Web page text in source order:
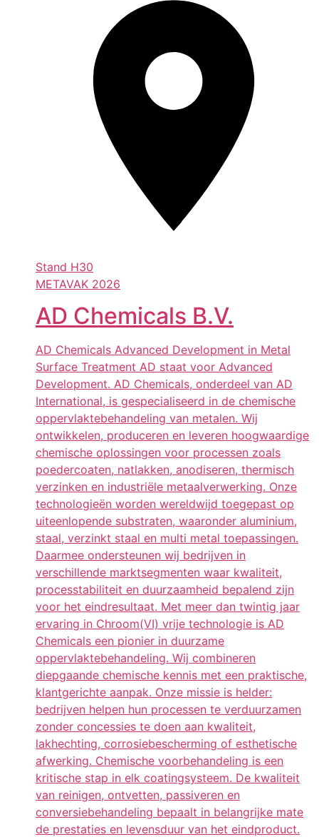
Stand H30
METAVAK 2026
AD Chemicals B.V.
AD Chemicals Advanced Development in Metal
Surface Treatment AD staat voor Advanced
Development. AD Chemicals, onderdeel van AD
International, is gespecialiseerd in de chemische
oppervlaktebehandeling van metalen. Wij
ontwikkelen, produceren en leveren hoogwaardige
chemische oplossingen voor processen zoals
poedercoaten, natlakken, anodiseren, thermisch
verzinken en industriële metaalverwerking. Onze
technologieën worden wereldwijd toegepast op
uiteenlopende substraten, waaronder aluminium,
staal, verzinkt staal en multi metal toepassingen.
Daarmee ondersteunen wij bedrijven in
verschillende marktsegmenten waar kwaliteit,
processtabiliteit en duurzaamheid bepalend zijn
voor het eindresultaat. Met meer dan twintig jaar
ervaring in Chroom(VI) vrije technologie is AD
Chemicals een pionier in duurzame
oppervlaktebehandeling. Wij combineren
diepgaande chemische kennis met een praktische,
klantgerichte aanpak. Onze missie is helder:
bedrijven helpen hun processen te verduurzamen
zonder concessies te doen aan kwaliteit,
lakhechting, corrosiebescherming of esthetische
afwerking. Chemische voorbehandeling is een
kritische stap in elk coatingsysteem. De kwaliteit
van reinigen, ontvetten, passiveren en
conversiebehandeling bepaalt in belangrijke mate
de prestaties en levensduur van het eindproduct.